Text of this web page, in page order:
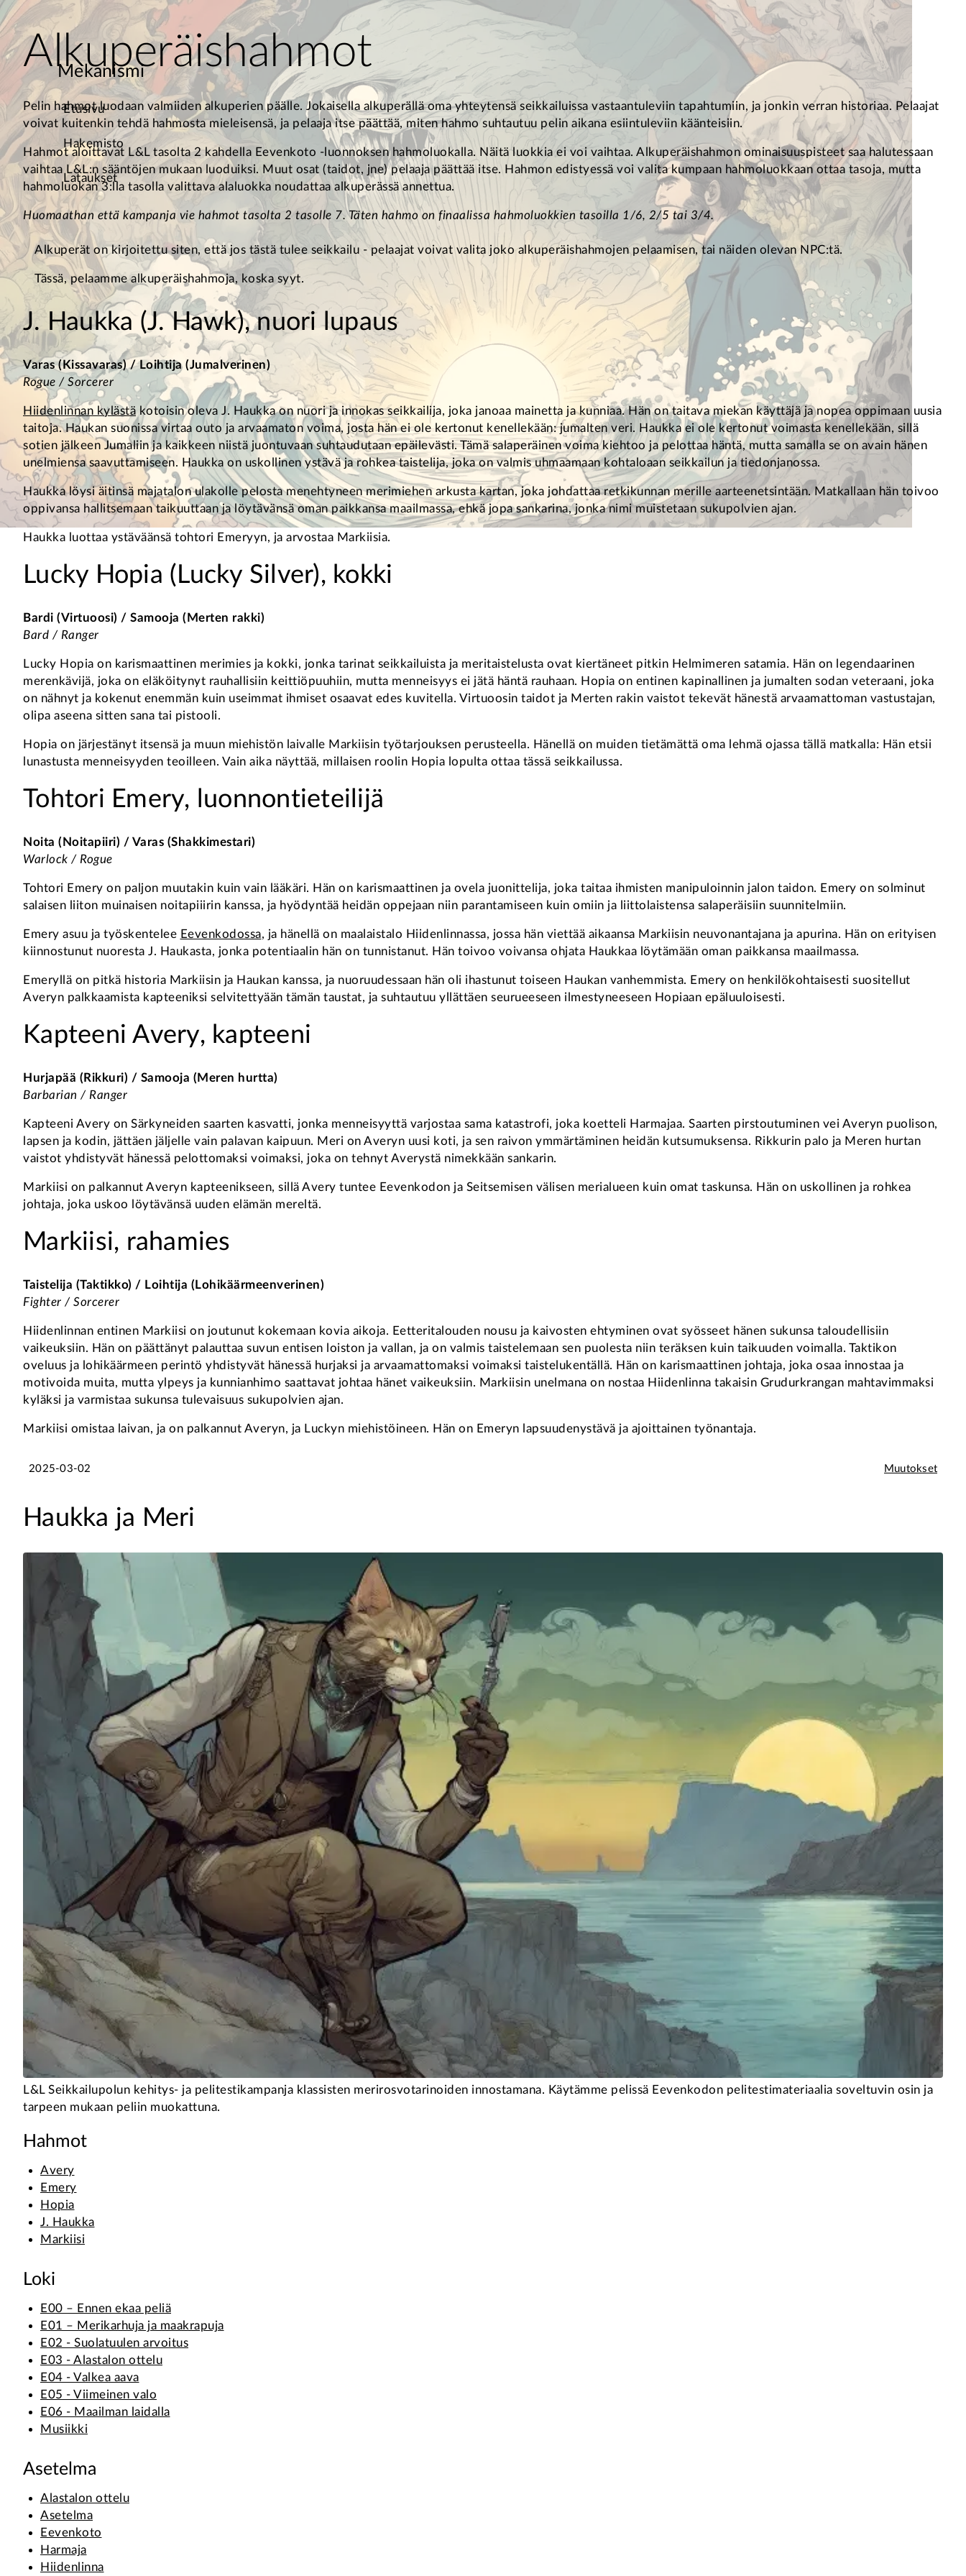
Mekanismi
Etusivu
Hakemisto
Lataukset
Alkuperäishahmot
Pelin hahmot luodaan valmiiden alkuperien päälle. Jokaisella alkuperällä oma yhteytensä seikkailuissa vastaantuleviin tapahtumiin, ja jonkin verran historiaa. Pelaajat
voivat kuitenkin tehdä hahmosta mieleisensä, ja pelaaja itse päättää, miten hahmo suhtautuu pelin aikana esiintuleviin käänteisiin.
Hahmot aloittavat L&L tasolta 2 kahdella Eevenkoto -luonnoksen hahmoluokalla. Näitä luokkia ei voi vaihtaa. Alkuperäishahmon ominaisuuspisteet saa halutessaan
vaihtaa L&L:n sääntöjen mukaan luoduiksi. Muut osat (taidot, jne) pelaaja päättää itse. Hahmon edistyessä voi valita kumpaan hahmoluokkaan ottaa tasoja, mutta
hahmoluokan 3:lla tasolla valittava alaluokka noudattaa alkuperässä annettua.
Huomaathan että kampanja vie hahmot tasolta 2 tasolle 7. Täten hahmo on finaalissa hahmoluokkien tasoilla 1/6, 2/5 tai 3/4.
Alkuperät on kirjoitettu siten, että jos tästä tulee seikkailu - pelaajat voivat valita joko alkuperäishahmojen pelaamisen, tai näiden olevan NPC:tä.
Tässä, pelaamme alkuperäishahmoja, koska syyt.
J. Haukka (J. Hawk), nuori lupaus
Varas (Kissavaras) / Loihtija (Jumalverinen)
Rogue / Sorcerer
Hiidenlinnan kylästä kotoisin oleva J. Haukka on nuori ja innokas seikkailija, joka janoaa mainetta ja kunniaa. Hän on taitava miekan käyttäjä ja nopea oppimaan uusia
taitoja. Haukan suonissa virtaa outo ja arvaamaton voima, josta hän ei ole kertonut kenellekään: jumalten veri. Haukka ei ole kertonut voimasta kenellekään, sillä
sotien jälkeen Jumaliin ja kaikkeen niistä juontuvaan suhtaudutaan epäilevästi. Tämä salaperäinen voima kiehtoo ja pelottaa häntä, mutta samalla se on avain hänen
unelmiensa saavuttamiseen. Haukka on uskollinen ystävä ja rohkea taistelija, joka on valmis uhmaamaan kohtaloaan seikkailun ja tiedonjanossa.
Haukka löysi äitinsä majatalon ulakolle pelosta menehtyneen merimiehen arkusta kartan, joka johdattaa retkikunnan merille aarteenetsintään. Matkallaan hän toivoo
oppivansa hallitsemaan taikuuttaan ja löytävänsä oman paikkansa maailmassa, ehkä jopa sankarina, jonka nimi muistetaan sukupolvien ajan.
Haukka luottaa ystäväänsä tohtori Emeryyn, ja arvostaa Markiisia.
Lucky Hopia (Lucky Silver), kokki
Bardi (Virtuoosi) / Samooja (Merten rakki)
Bard / Ranger
Lucky Hopia on karismaattinen merimies ja kokki, jonka tarinat seikkailuista ja meritaistelusta ovat kiertäneet pitkin Helmimeren satamia. Hän on legendaarinen
merenkävijä, joka on eläköitynyt rauhallisiin keittiöpuuhiin, mutta menneisyys ei jätä häntä rauhaan. Hopia on entinen kapinallinen ja jumalten sodan veteraani, joka
on nähnyt ja kokenut enemmän kuin useimmat ihmiset osaavat edes kuvitella. Virtuoosin taidot ja Merten rakin vaistot tekevät hänestä arvaamattoman vastustajan,
olipa aseena sitten sana tai pistooli.
Hopia on järjestänyt itsensä ja muun miehistön laivalle Markiisin työtarjouksen perusteella. Hänellä on muiden tietämättä oma lehmä ojassa tällä matkalla: Hän etsii
lunastusta menneisyyden teoilleen. Vain aika näyttää, millaisen roolin Hopia lopulta ottaa tässä seikkailussa.
Tohtori Emery, luonnontieteilijä
Noita (Noitapiiri) / Varas (Shakkimestari)
Warlock / Rogue
Tohtori Emery on paljon muutakin kuin vain lääkäri. Hän on karismaattinen ja ovela juonittelija, joka taitaa ihmisten manipuloinnin jalon taidon. Emery on solminut
salaisen liiton muinaisen noitapiiirin kanssa, ja hyödyntää heidän oppejaan niin parantamiseen kuin omiin ja liittolaistensa salaperäisiin suunnitelmiin.
Emery asuu ja työskentelee Eevenkodossa, ja hänellä on maalaistalo Hiidenlinnassa, jossa hän viettää aikaansa Markiisin neuvonantajana ja apurina. Hän on erityisen
kiinnostunut nuoresta J. Haukasta, jonka potentiaalin hän on tunnistanut. Hän toivoo voivansa ohjata Haukkaa löytämään oman paikkansa maailmassa.
Emeryllä on pitkä historia Markiisin ja Haukan kanssa, ja nuoruudessaan hän oli ihastunut toiseen Haukan vanhemmista. Emery on henkilökohtaisesti suositellut
Averyn palkkaamista kapteeniksi selvitettyään tämän taustat, ja suhtautuu yllättäen seurueeseen ilmestyneeseen Hopiaan epäluuloisesti.
Kapteeni Avery, kapteeni
Hurjapää (Rikkuri) / Samooja (Meren hurtta)
Barbarian / Ranger
Kapteeni Avery on Särkyneiden saarten kasvatti, jonka menneisyyttä varjostaa sama katastrofi, joka koetteli Harmajaa. Saarten pirstoutuminen vei Averyn puolison,
lapsen ja kodin, jättäen jäljelle vain palavan kaipuun. Meri on Averyn uusi koti, ja sen raivon ymmärtäminen heidän kutsumuksensa. Rikkurin palo ja Meren hurtan
vaistot yhdistyvät hänessä pelottomaksi voimaksi, joka on tehnyt Averystä nimekkään sankarin.
Markiisi on palkannut Averyn kapteenikseen, sillä Avery tuntee Eevenkodon ja Seitsemisen välisen merialueen kuin omat taskunsa. Hän on uskollinen ja rohkea
johtaja, joka uskoo löytävänsä uuden elämän mereltä.
Markiisi, rahamies
Taistelija (Taktikko) / Loihtija (Lohikäärmeenverinen)
Fighter / Sorcerer
Hiidenlinnan entinen Markiisi on joutunut kokemaan kovia aikoja. Eetteritalouden nousu ja kaivosten ehtyminen ovat syösseet hänen sukunsa taloudellisiin
vaikeuksiin. Hän on päättänyt palauttaa suvun entisen loiston ja vallan, ja on valmis taistelemaan sen puolesta niin teräksen kuin taikuuden voimalla. Taktikon
oveluus ja lohikäärmeen perintö yhdistyvät hänessä hurjaksi ja arvaamattomaksi voimaksi taistelukentällä. Hän on karismaattinen johtaja, joka osaa innostaa ja
motivoida muita, mutta ylpeys ja kunnianhimo saattavat johtaa hänet vaikeuksiin. Markiisin unelmana on nostaa Hiidenlinna takaisin Grudurkrangan mahtavimmaksi
kyläksi ja varmistaa sukunsa tulevaisuus sukupolvien ajan.
Markiisi omistaa laivan, ja on palkannut Averyn, ja Luckyn miehistöineen. Hän on Emeryn lapsuudenystävä ja ajoittainen työnantaja.
2025-03-02 Muutokset
Haukka ja Meri
L&L Seikkailupolun kehitys- ja pelitestikampanja klassisten merirosvotarinoiden innostamana. Käytämme pelissä Eevenkodon pelitestimateriaalia soveltuvin osin ja
tarpeen mukaan peliin muokattuna.
Hahmot
Avery
Emery
Hopia
J. Haukka
Markiisi
Loki
E00 – Ennen ekaa peliä
E01 – Merikarhuja ja maakrapuja
E02 - Suolatuulen arvoitus
E03 - Alastalon ottelu
E04 - Valkea aava
E05 - Viimeinen valo
E06 - Maailman laidalla
Musiikki
Asetelma
Alastalon ottelu
Asetelma
Eevenkoto
Harmaja
Hiidenlinna